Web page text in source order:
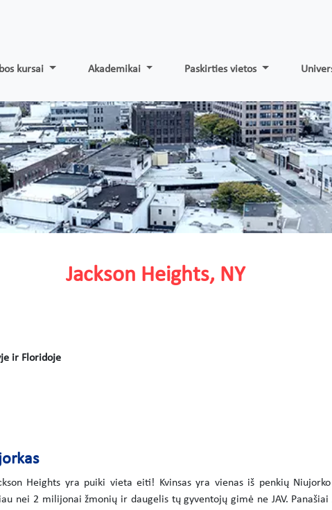
kursai Akademikai Paskirties vietos
Jackson Heights, NY
ir Floridoje
Heights yra puiki vieta eiti! Kvinsas yra vienas iš penkių
nei 2 milijonai žmonių ir daugelis tų gyventojų gimė ne JAV.